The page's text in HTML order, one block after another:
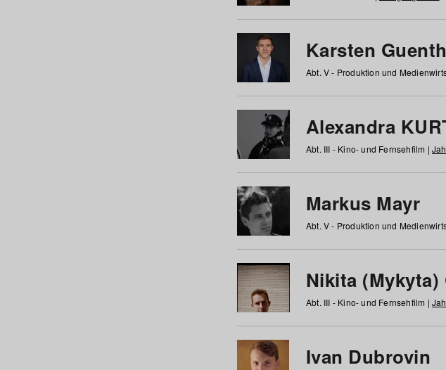
Karsten
Abt. V - Produktion und
Alexandra
Abt. III - Kino- und Fernsehfilm |
Markus Mayr
Abt. V - Produktion und
Nikita (Mykyta)
Abt. III - Kino- und Fernsehfilm |
Ivan Dubrovin